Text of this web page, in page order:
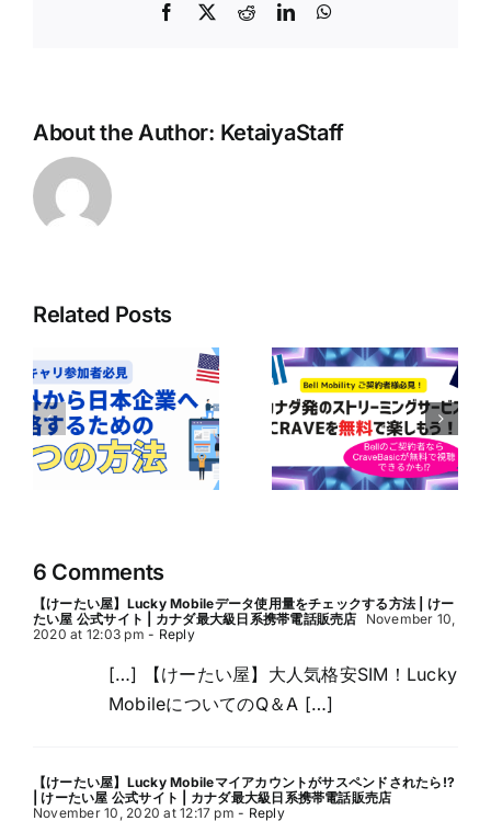
Facebook
X RedditLinkedIn
About the Author: KetaiyaStaff
Related Posts
Bell Mobilityユ
ーザー必見！
CraveのBasicプ
ランが無料で楽
しめるかも！？
【Bell契約者は1
年間無料！】
Perplexity Pro
AIの利用ガイド
6 Comments
【けーたい屋】Lucky Mobileデータ使用量をチェックする方法 | けー
たい屋 公式サイト | カナダ最大級日系携帯電話販売店
November 10,
2020 at 12:03 pm - Reply
[…] 【けーたい屋】大人気格安SIM！Lucky
MobileについてのQ＆A […]
【けーたい屋】Lucky Mobileマイアカウントがサスペンドされたら!?
| けーたい屋 公式サイト | カナダ最大級日系携帯電話販売店
November 10, 2020 at 12:17 pm - Reply